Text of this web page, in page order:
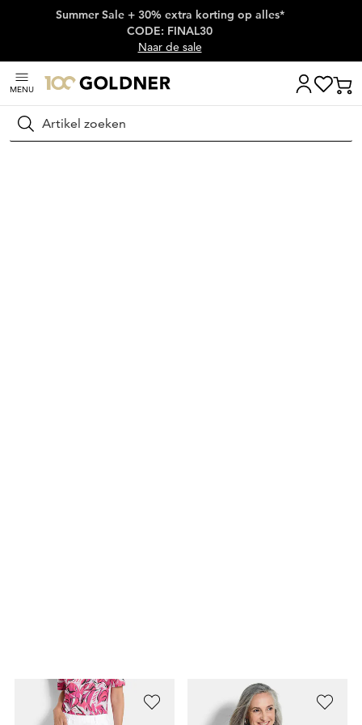
Skip naar hoofdinhoud
Summer Sale + 30% extra korting op alles*
CODE: FINAL30
Naar de sale
MENU
Zoeken